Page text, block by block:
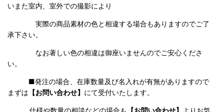
いまた室内、室外での撮影により
実際の商品素材の色と相違する場合もありますのでご了
承下さい。
なお著しい色の相違は御座いませんのでご安心くださ
い。
■発注の場合、在庫数量及び名入れが有無がありますので
まずは 【お問い合わせ】 にて受付いたします。